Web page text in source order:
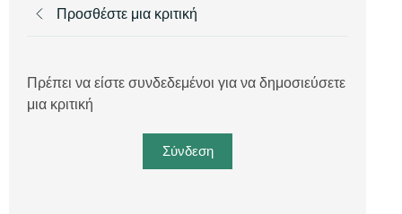
Προσθέστε μια κριτική
Πρέπει να είστε συνδεδεμένοι για να δημοσιεύσετε
μια κριτική
Σύνδεση